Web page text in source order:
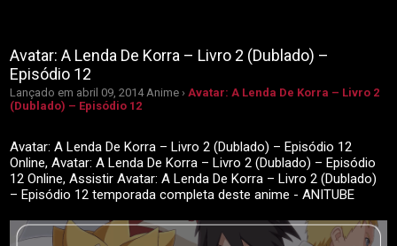
Avatar: A Lenda De Korra – Livro 2 (Dublado) –
Episódio 12
Lançado em abril 09, 2014 Anime ›Avatar: A Lenda De Korra – Livro 2
(Dublado) – Episódio 12
Avatar: A Lenda De Korra – Livro 2 (Dublado) – Episódio 12
Online, Avatar: A Lenda De Korra – Livro 2 (Dublado) – Episódio
12 Online, Assistir Avatar: A Lenda De Korra – Livro 2 (Dublado)
– Episódio 12 temporada completa deste anime - ANITUBE